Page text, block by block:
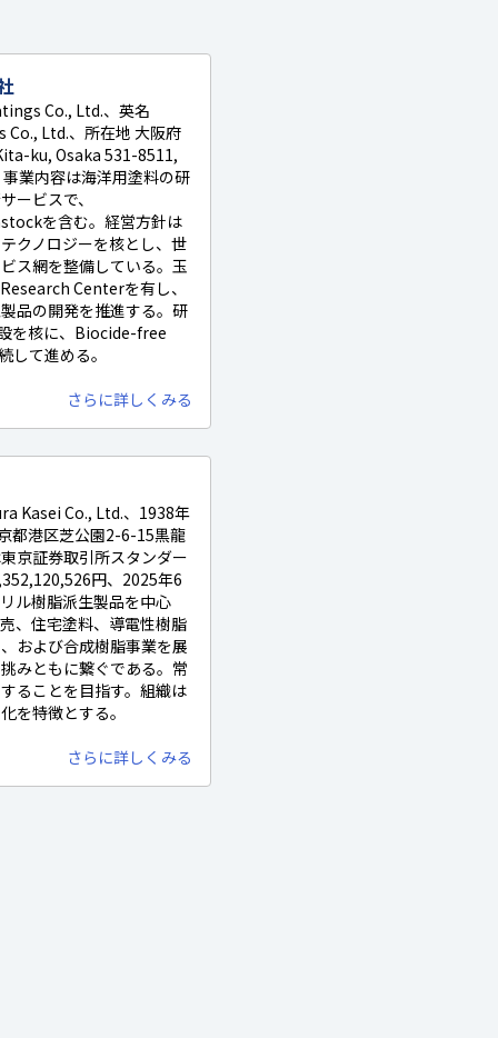
Co., Ltd.、英名
Ltd.、所在地 大阪府
ku, Osaka 531-8511,
業内容は海洋用塗料の研
ービスで、
を含む。経営方針は
クノロジーを核とし、世
ス網を整備している。玉
Centerを有し、
品の開発を推進する。研
を核に、Biocide-free
て進める。
さらに詳しくみる
Kasei Co., Ltd.、1938年
都港区芝公園2-6-15黒龍
京証券取引所スタンダー
円、2025年6
ル樹脂派生製品を中心
、住宅塗料、導電性樹脂
および合成樹脂事業を展
みともに繋ぐである。常
ることを目指す。組織は
を特徴とする。
さらに詳しくみる